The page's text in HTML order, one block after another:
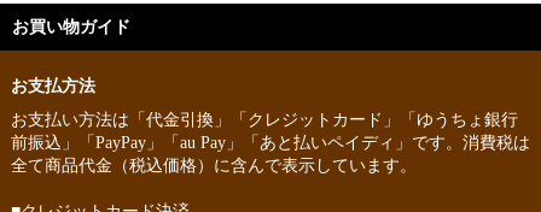
お買い物ガイド
お支払方法
お支払い方法は「代金引換」「クレジットカード」「ゆうちょ銀行
前振込」「PayPay」「au Pay」「あと払いペイディ」です。消費税は
全て商品代金（税込価格）に含んで表示しています。